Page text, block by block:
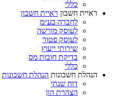
כללי
ראיית חשבון ראיית חשבון
לחברה בע״מ
לעוסק מורשה
לעוסק פטור
שירותי ייעוץ
בדיקת חובות מס
כללי
הנהלת חשבונות הנהלת חשבונות
דוח שנתי
הצהרת הון